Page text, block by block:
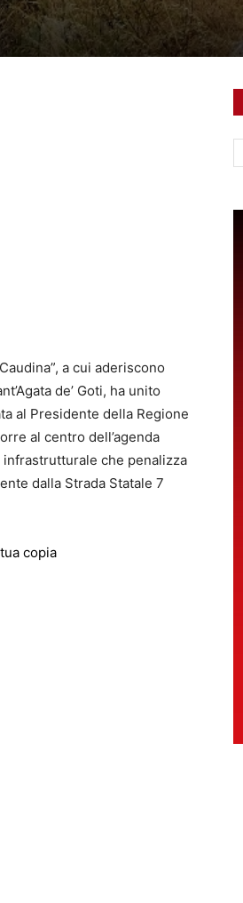
a cui aderiscono
de’ Goti, ha unito
al Presidente della Regione
al centro dell’agenda
che penalizza
dalla Strada Statale 7
copia